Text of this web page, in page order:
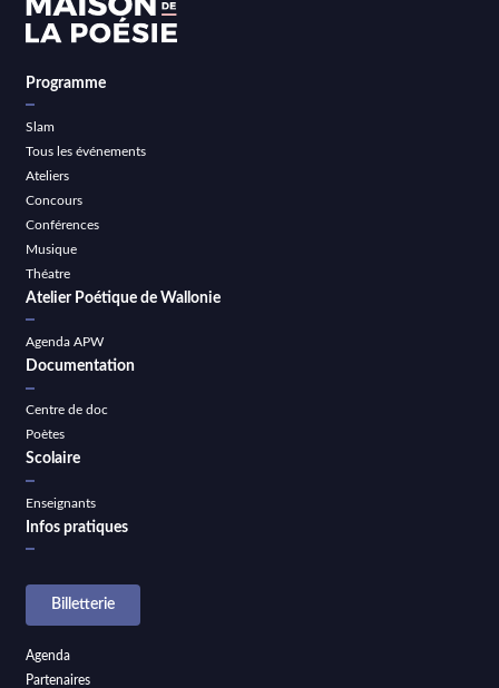
Programme
Slam
Tous les événements
Ateliers
Concours
Conférences
Musique
Théatre
Atelier Poétique de Wallonie
Agenda APW
Documentation
Centre de doc
Poètes
Scolaire
Enseignants
Infos pratiques
Billetterie
Agenda
Partenaires